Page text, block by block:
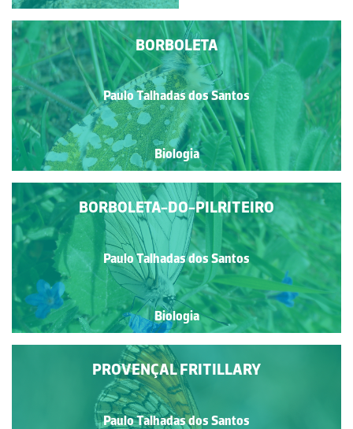
BORBOLETA
Paulo Talhadas dos Santos
Biologia
BORBOLETA-DO-PILRITEIRO
Paulo Talhadas dos Santos
Biologia
PROVENÇAL FRITILLARY
Paulo Talhadas dos Santos